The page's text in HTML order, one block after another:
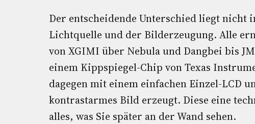
Der entscheidende Unterschied liegt nicht
Lichtquelle und der Bilderzeugung. Alle
von XGIMI über Nebula und Dangbei bis
einem Kippspiegel-Chip von Texas
dagegen mit einem einfachen Einzel-LCD
kontrastarmes Bild erzeugt. Diese eine
alles, was Sie später an der Wand sehen.